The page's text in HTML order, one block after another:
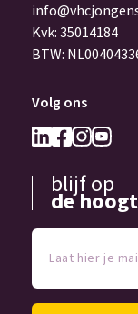
Kvk: 35014184
BTW:
Volg ons
blijf op
de
je